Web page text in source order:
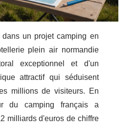
dans un projet camping en
plein air normandie
exceptionnel et d'un
attractif qui séduisent
millions de visiteurs. En
du camping français a
milliards d'euros de chiffre